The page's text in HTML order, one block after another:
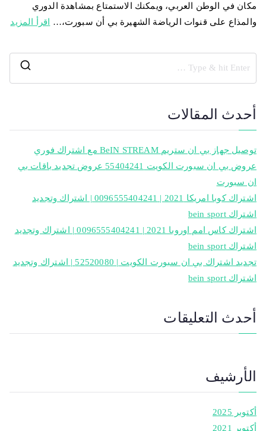
مكان في الوطن العربي، ويمكنك الاستمتاع بمشاهدة الدوري
والمذاع على قنوات الرياضة الشهيرة بي أن سبورت،…
اقرأ المزيد
أحدث المقالات
توصيل جهاز بي ان ستريم BeIN STREAM مع اشتراك فوري
عروض بي ان سبورت الكويت 55404241 عروض تجديد باقات بي
ان سبورت
اشتراك كوبا امريكا 2021 | 0096555404241 | اشتراك وتجديد
اشتراك bein sport
اشتراك كاس امم اوروبا 2021 | 0096555404241 | اشتراك وتجديد
اشتراك bein sport
تجديد اشتراك بي ان سبورت الكويت | 52520080 | اشتراك وتجديد
اشتراك bein sport
أحدث التعليقات
الأرشيف
أكتوبر 2025
أكتوبر 2021